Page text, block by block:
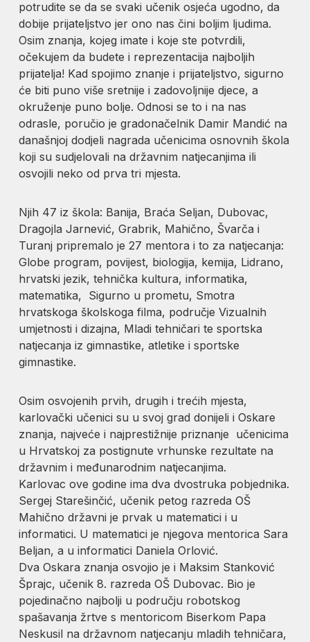
potrudite se da se svaki učenik osjeća ugodno, da
dobije prijateljstvo jer ono nas čini boljim ljudima.
Osim znanja, kojeg imate i koje ste potvrdili,
očekujem da budete i reprezentacija najboljih
prijatelja! Kad spojimo znanje i prijateljstvo, sigurno
će biti puno više sretnije i zadovoljnije djece, a
okruženje puno bolje. Odnosi se to i na nas
odrasle, poručio je gradonačelnik Damir Mandić na
današnjoj dodjeli nagrada učenicima osnovnih škola
koji su sudjelovali na državnim natjecanjima ili
osvojili neko od prva tri mjesta.
Njih 47 iz škola: Banija, Braća Seljan, Dubovac,
Dragojla Jarnević, Grabrik, Mahično, Švarča i
Turanj pripremalo je 27 mentora i to za natjecanja:
Globe program, povijest, biologija, kemija, Lidrano,
hrvatski jezik, tehnička kultura, informatika,
matematika, Sigurno u prometu, Smotra
hrvatskoga školskoga filma, područje Vizualnih
umjetnosti i dizajna, Mladi tehničari te sportska
natjecanja iz gimnastike, atletike i sportske
gimnastike.
Osim osvojenih prvih, drugih i trećih mjesta,
karlovački učenici su u svoj grad donijeli i Oskare
znanja, najveće i najprestižnije priznanje učenicima
u Hrvatskoj za postignute vrhunske rezultate na
državnim i međunarodnim natjecanjima.
Karlovac ove godine ima dva dvostruka pobjednika.
Sergej Starešinčić, učenik petog razreda OŠ
Mahično državni je prvak u matematici i u
informatici. U matematici je njegova mentorica Sara
Beljan, a u informatici Daniela Orlović.
Dva Oskara znanja osvojio je i Maksim Stanković
Šprajc, učenik 8. razreda OŠ Dubovac. Bio je
pojedinačno najbolji u području robotskog
spašavanja žrtve s mentoricom Biserkom Papa
Neskusil na državnom natjecanju mladih tehničara,